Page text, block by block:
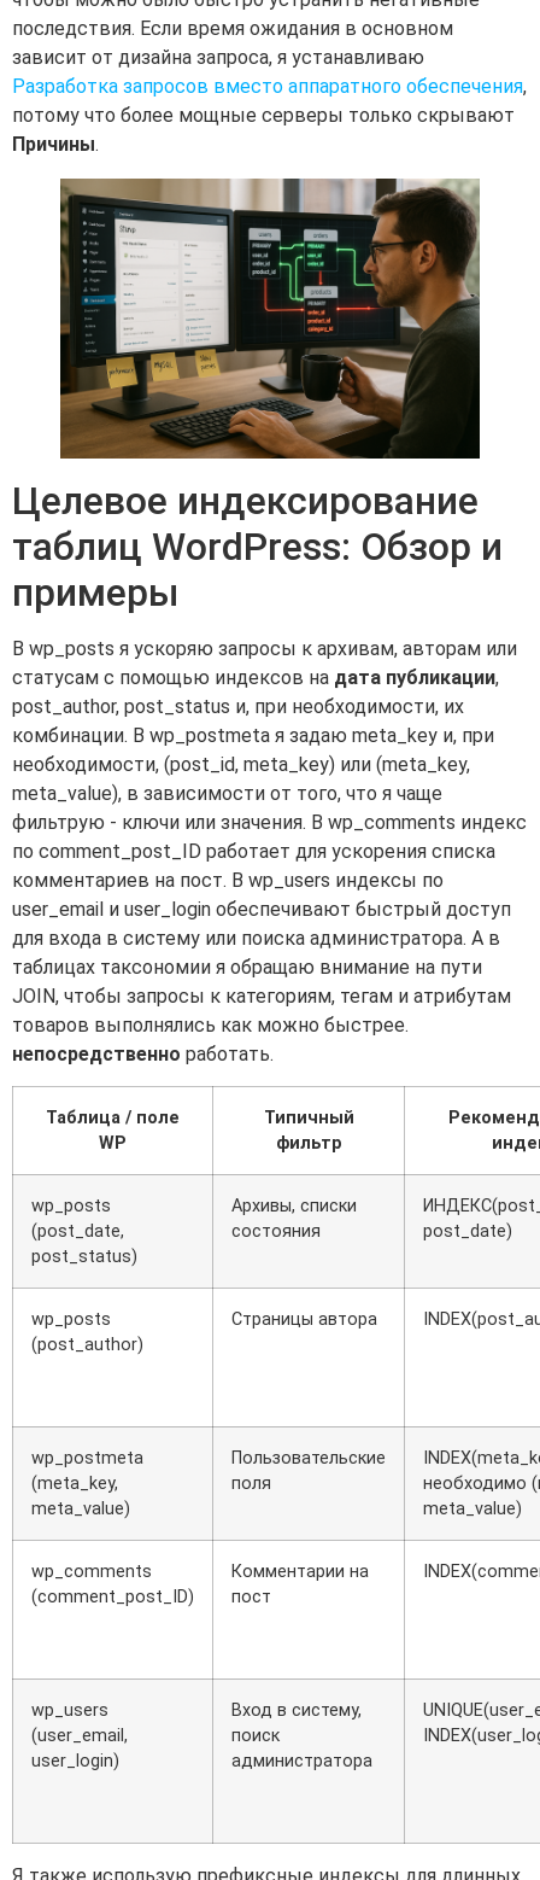
последствия. Если время ожидания в основном
зависит от дизайна запроса, я устанавливаю
Разработка запросов вместо аппаратного обеспечения,
потому что более мощные серверы только скрывают
Причины.
Целевое индексирование
таблиц WordPress: Обзор и
примеры
В wp_posts я ускоряю запросы к архивам, авторам или
статусам с помощью индексов на дата публикации,
post_author, post_status и, при необходимости, их
комбинации. В wp_postmeta я задаю meta_key и, при
необходимости, (post_id, meta_key) или (meta_key,
meta_value), в зависимости от того, что я чаще
фильтрую - ключи или значения. В wp_comments индекс
по comment_post_ID работает для ускорения списка
комментариев на пост. В wp_users индексы по
user_email и user_login обеспечивают быстрый доступ
для входа в систему или поиска администратора. А в
таблицах таксономии я обращаю внимание на пути
JOIN, чтобы запросы к категориям, тегам и атрибутам
товаров выполнялись как можно быстрее.
непосредственно работать.
Таблица / поле
WP
Типичный
фильтр
wp_posts
(post_date,
post_status)
Архивы, списки
состояния
post_date)
wp_posts
(post_author)
Страницы автора
wp_postmeta
(meta_key,
meta_value)
Пользовательские
поля
необходимо
meta_value)
wp_comments
(comment_post_ID)
Комментарии на
пост
wp_users
(user_email,
user_login)
Вход в систему,
поиск
администратора